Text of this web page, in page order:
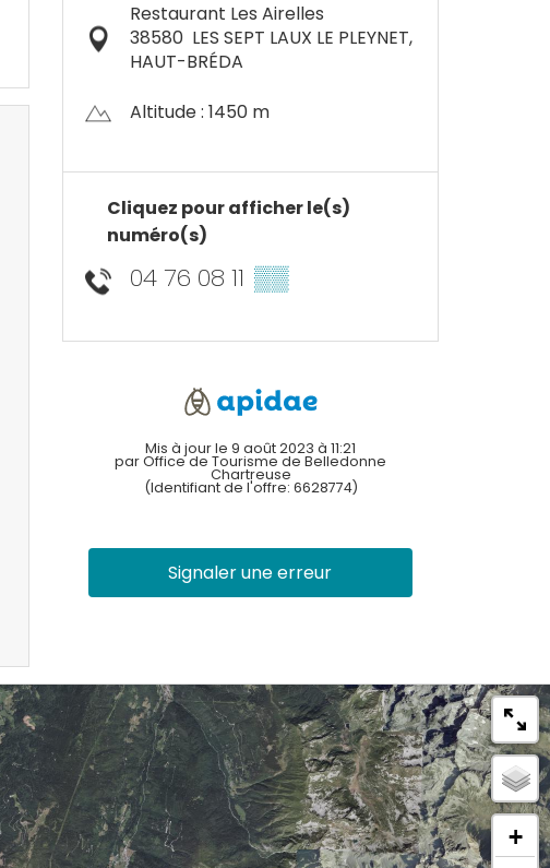
Restaurant Les Airelles
38580 LES SEPT LAUX LE PLEYNET,
HAUT-BRÉDA
Altitude : 1450 m
Cliquez pour afficher le(s)
numéro(s)
04 76 08 11 ▒▒
Mis à jour le 9 août 2023 à 11:21
par Office de Tourisme de Belledonne
Chartreuse
(Identifiant de l'offre: 6628774)
Signaler une erreur
+